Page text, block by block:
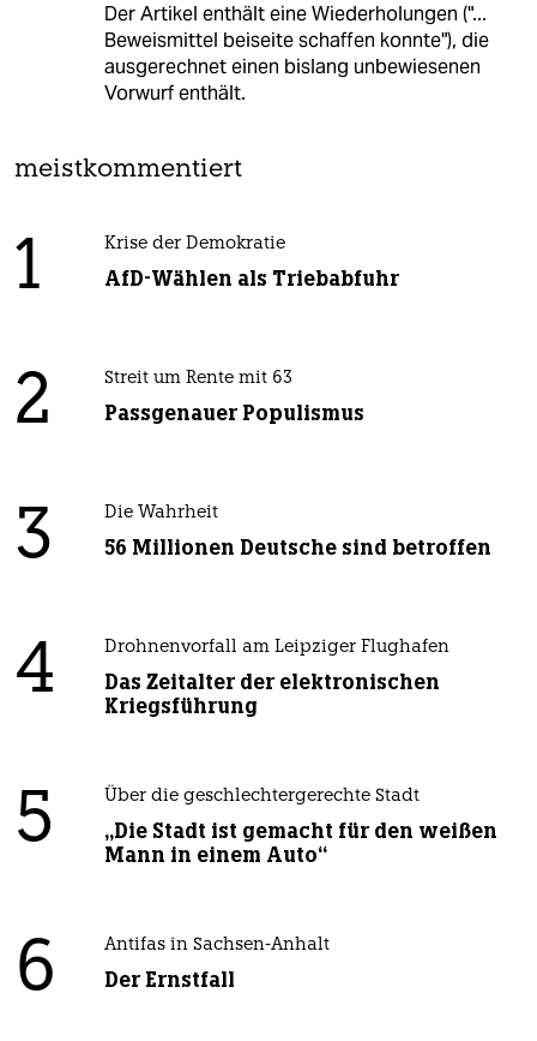
Der Artikel enthält eine Wiederholungen ("...
Beweismittel beiseite schaffen konnte"), die
ausgerechnet einen bislang unbewiesenen
Vorwurf enthält.
meistkommentiert
1 Krise der Demokratie
AfD-Wählen als Triebabfuhr
2 Streit um Rente mit 63
Passgenauer Populismus
3 Die Wahrheit
56 Millionen Deutsche sind betroffen
4 Drohnenvorfall am Leipziger Flughafen
Das Zeitalter der elektronischen
Kriegsführung
5 Über die geschlechtergerechte Stadt
„Die Stadt ist gemacht für den weißen
Mann in einem Auto“
6 Antifas in Sachsen-Anhalt
Der Ernstfall